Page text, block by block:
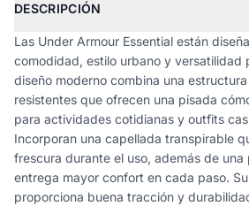
DESCRIPCIÓN
Las Under Armour Essential están
comodidad, estilo urbano y versatilidad
diseño moderno combina una
resistentes que ofrecen una pisada
para actividades cotidianas y outfits
Incorporan una capellada transpirable
frescura durante el uso, además de
entrega mayor confort en cada paso.
proporciona buena tracción y